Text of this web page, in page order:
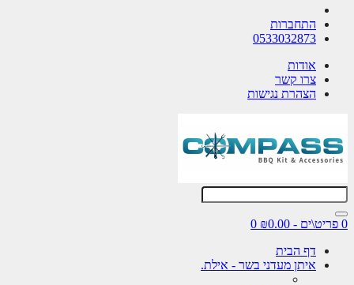
התחברות
0533032873
אודות
צרו קשר
הצהרת נגישות
0
דף הבית
איתן מעדני בשר - אילת.